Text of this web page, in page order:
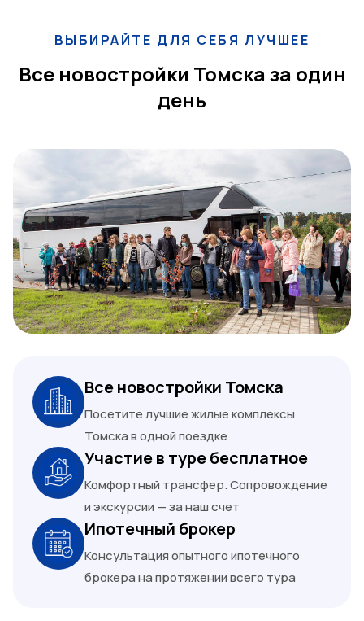
ВЫБИРАЙТЕ ДЛЯ СЕБЯ ЛУЧШЕЕ
Все новостройки Томска за один
день
Все новостройки Томска
Посетите лучшие жилые комплексы
Томска в одной поездке
Участие в туре бесплатное
Комфортный трансфер. Сопровождение
и экскурсии — за наш счет
Ипотечный брокер
Консультация опытного ипотечного
брокера на протяжении всего тура